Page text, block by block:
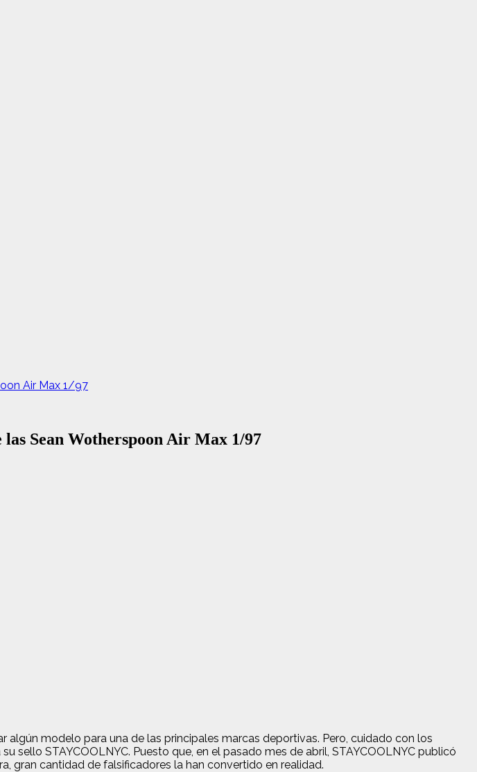
Air Max 1/97
Sean Wotherspoon Air Max 1/97
modelo para una de las principales marcas deportivas. Pero, cuidado con los
sello STAYCOOLNYC. Puesto que, en el pasado mes de abril, STAYCOOLNYC publicó
gran cantidad de falsificadores la han convertido en realidad.